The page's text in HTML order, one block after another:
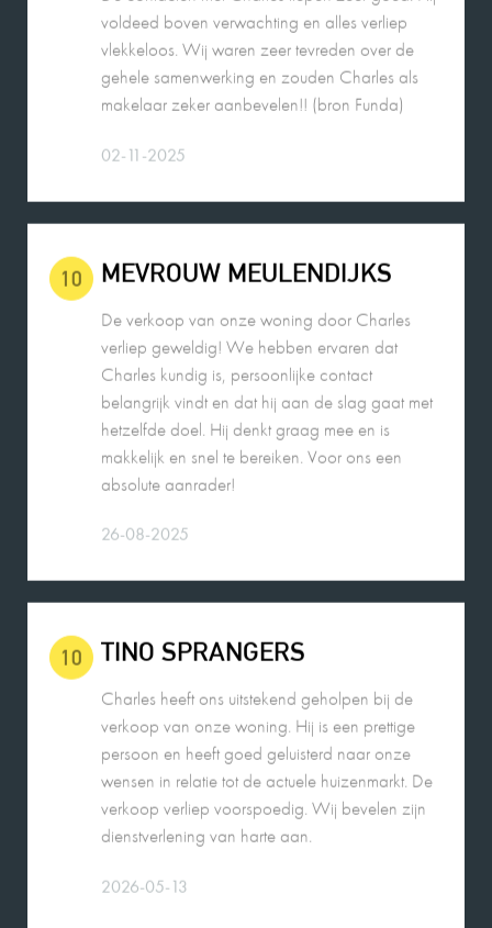
vlekkeloos. Wij waren zeer tevreden over de
gehele samenwerking en zouden Charles als
makelaar zeker aanbevelen!! (bron Funda)
02-11-2025
De verkoop van onze woning door Charles
verliep geweldig! We hebben ervaren dat
Charles kundig is, persoonlijke contact
belangrijk vindt en dat hij aan de slag gaat met
hetzelfde doel. Hij denkt graag mee en is
makkelijk en snel te bereiken. Voor ons een
absolute aanrader!
26-08-2025
Charles heeft ons uitstekend geholpen bij de
verkoop van onze woning. Hij is een prettige
persoon en heeft goed geluisterd naar onze
wensen in relatie tot de actuele huizenmarkt. De
verkoop verliep voorspoedig. Wij bevelen zijn
dienstverlening van harte aan.
2026-05-13